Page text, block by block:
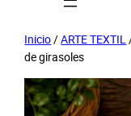
Inicio/ARTE TEXTIL
de girasoles